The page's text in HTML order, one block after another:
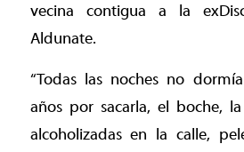
vecina contigua a la
Aldunate.
“Todas las noches no
años por sacarla, el boche,
alcoholizadas en la calle,